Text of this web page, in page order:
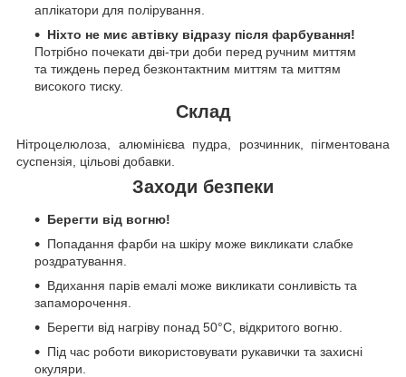
аплікатори для полірування.
Ніхто не миє автівку відразу після фарбування!
Потрібно почекати дві-три доби перед ручним миттям
та тиждень перед безконтактним миттям та миттям
високого тиску.
Склад
Нітроцелюлоза, алюмінієва пудра, розчинник, пігментована
суспензія, цільові добавки.
Заходи безпеки
Берегти від вогню!
Попадання фарби на шкіру може викликати слабке
роздратування.
Вдихання парів емалі може викликати сонливість та
запаморочення.
Берегти від нагріву понад 50°C, відкритого вогню.
Під час роботи використовувати рукавички та захисні
окуляри.